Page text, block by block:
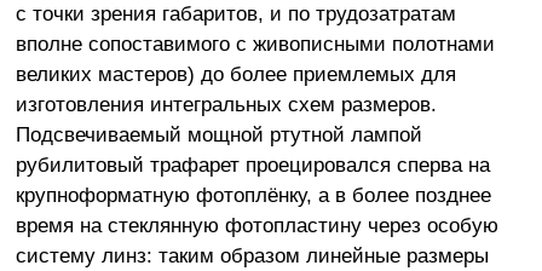
с точки зрения габаритов, и по трудозатратам
вполне сопоставимого с живописными полотнами
великих мастеров) до более приемлемых для
изготовления интегральных схем размеров.
Подсвечиваемый мощной ртутной лампой
рубилитовый трафарет проецировался сперва на
крупноформатную фотоплёнку, а в более позднее
время на стеклянную фотопластину через особую
систему линз: таким образом линейные размеры